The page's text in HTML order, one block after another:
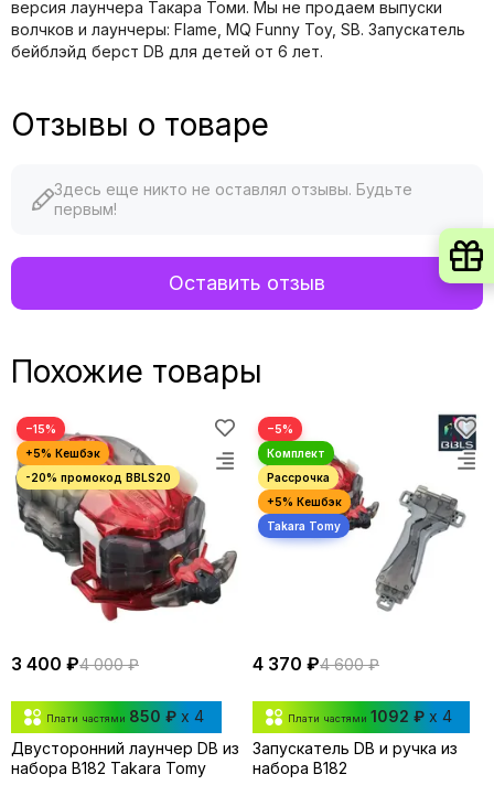
версия лаунчера Такара Томи. Мы не продаем выпуски
волчков и лаунчеры: Flame, MQ Funny Toy, SB. Запускатель
бейблэйд берст DB для детей от 6 лет.
Отзывы о товаре
Здесь еще никто не оставлял отзывы. Будьте
первым!
Оставить отзыв
Похожие товары
−15%
3 400 ₽4 000 ₽
Плати частями 850 ₽ x 4
Двусторонний лаунчер DB из
набора B182 Takara Tomy
−5%
4 370 ₽4 600 ₽
Плати частями 1092 ₽ x 4
Запускатель DB и ручка из
набора B182